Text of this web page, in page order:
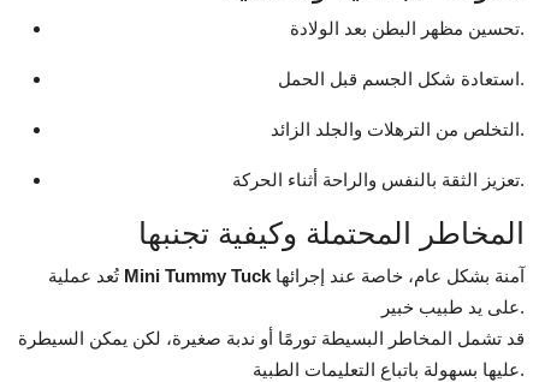
تحسين مظهر البطن بعد الولادة.
استعادة شكل الجسم قبل الحمل.
التخلص من الترهلات والجلد الزائد.
تعزيز الثقة بالنفس والراحة أثناء الحركة.
المخاطر المحتملة وكيفية تجنبها
Mini Tummy Tuck
على يد طبيب خبير.
قد تشمل المخاطر البسيطة تورمًا أو ندبة صغيرة، لكن يمكن السيطرة
عليها بسهولة باتباع التعليمات الطبية.